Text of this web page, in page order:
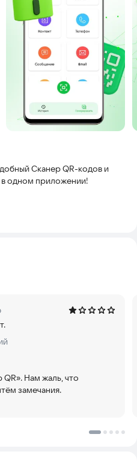
Сканер QR-кодов и
одном приложении!
сложности теперь доступно
«СКАНЕР QR»:
сканер штрих-кодов и QR
не нужно искать
которое читает с экрана
с любыми кодами для
событиями.
кодов — наш приоритет:
ее на
Он уже здесь! Легко
Нам жаль, что
замечания.